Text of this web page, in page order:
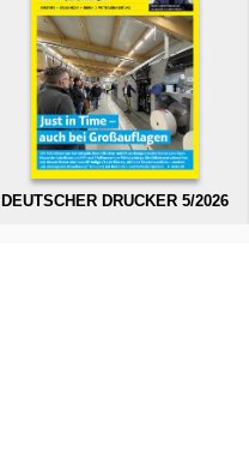
DEUTSCHER DRUCKER 5/2026